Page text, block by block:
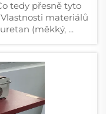
tedy přesně tyto
materiálů
(měkký, ...